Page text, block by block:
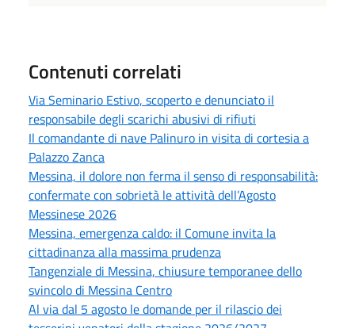
Contenuti correlati
Via Seminario Estivo, scoperto e denunciato il
responsabile degli scarichi abusivi di rifiuti
Il comandante di nave Palinuro in visita di cortesia a
Palazzo Zanca
Messina, il dolore non ferma il senso di responsabilità:
confermate con sobrietà le attività dell’Agosto
Messinese 2026
Messina, emergenza caldo: il Comune invita la
cittadinanza alla massima prudenza
Tangenziale di Messina, chiusure temporanee dello
svincolo di Messina Centro
Al via dal 5 agosto le domande per il rilascio dei